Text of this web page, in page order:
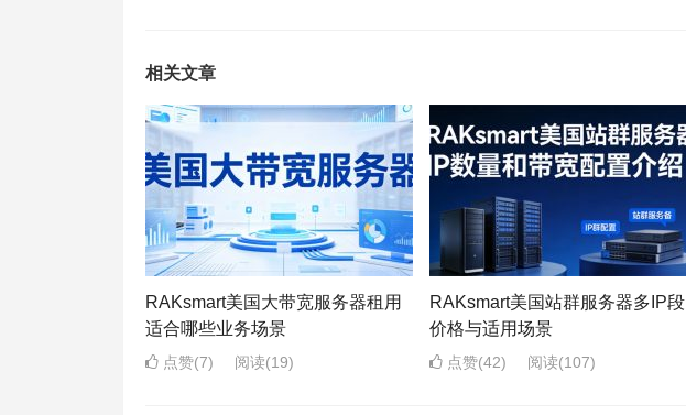
相关文章
RAKsmart美国大带宽服务器租用
适合哪些业务场景
点赞(7) 阅读(19)
RAKsmart美国站群服务器多IP段
价格与适用场景
点赞(42) 阅读(107)